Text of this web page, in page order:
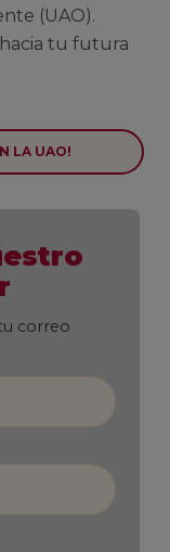
(UAO).
tu futura
LA UAO!